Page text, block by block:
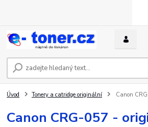
Úvod Tonery a catridge originální Canon
Canon CRG-057 -